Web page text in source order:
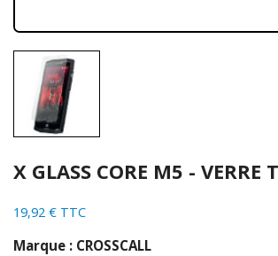
X GLASS CORE M5 - VERRE
19,92 € TTC
Marque : CROSSCALL